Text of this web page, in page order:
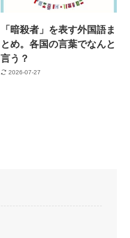
「暗殺者」を表す外国語ま
とめ。各国の言葉でなんと
言う？
2026-07-27